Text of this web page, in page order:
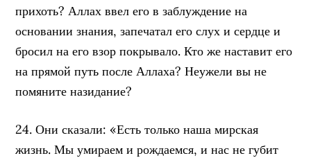
прихоть? Аллах ввел его в заблуждение на
основании знания, запечатал его слух и сердце и
бросил на его взор покрывало. Кто же наставит его
на прямой путь после Аллаха? Неужели вы не
помяните назидание?
24. Они сказали: «Есть только наша мирская
жизнь. Мы умираем и рождаемся, и нас не губит